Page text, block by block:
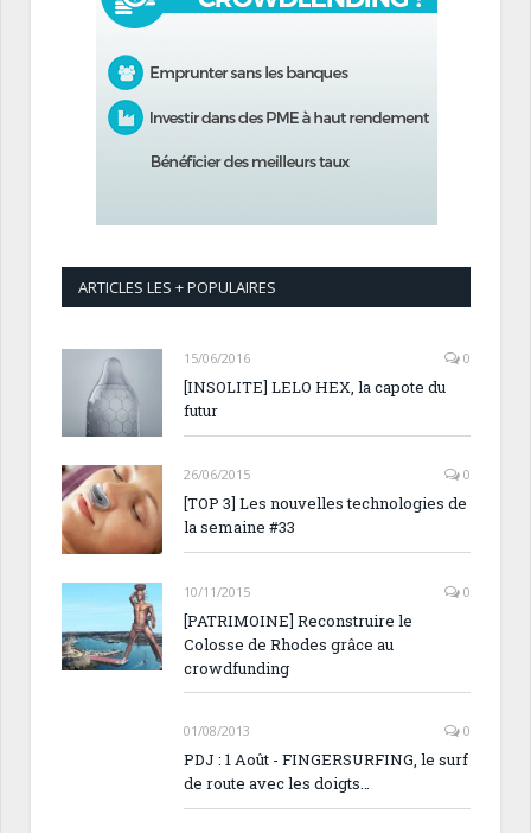
ARTICLES LES + POPULAIRES
15/06/2016 0
[INSOLITE] LELO HEX, la capote du
futur
26/06/2015 0
[TOP 3] Les nouvelles technologies de
la semaine #33
10/11/2015 0
[PATRIMOINE] Reconstruire le
Colosse de Rhodes grâce au
crowdfunding
01/08/2013 0
PDJ : 1 Août - FINGERSURFING, le surf
de route avec les doigts…